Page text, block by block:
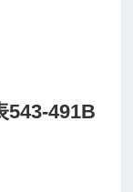
543-491B